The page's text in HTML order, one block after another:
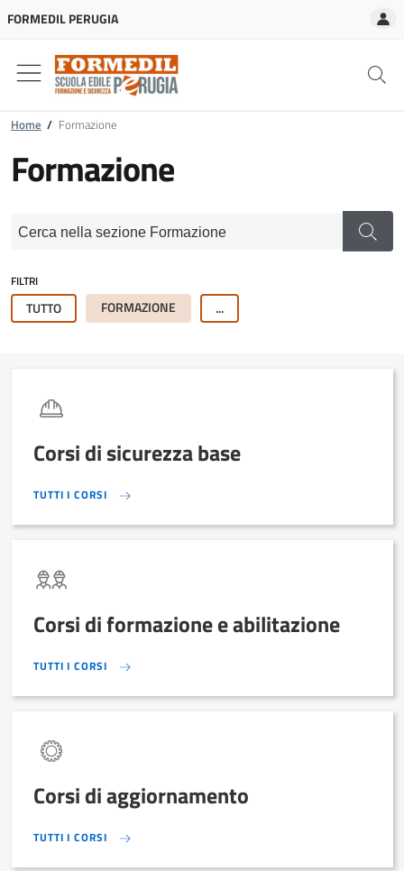
FORMEDIL PERUGIA
Home / Formazione
Formazione
FILTRI
TUTTO FORMAZIONE ...
Corsi di sicurezza base
TUTTI I CORSI TUTTI I CORSI
Corsi di formazione e abilitazione
TUTTI I CORSI TUTTI I CORSI
Corsi di aggiornamento
TUTTI I CORSI TUTTI I CORSI